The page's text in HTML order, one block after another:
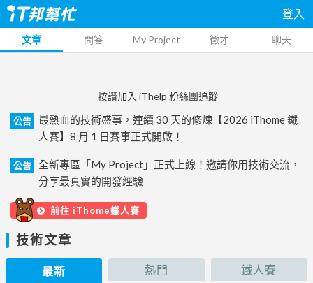
登入
文章 問答 My Project 徵才 聊天
按讚加入 iThelp 粉絲團追蹤
公告
最熱血的技術盛事，連續 30 天的修煉【2026 iThome 鐵
人賽】8 月 1 日賽事正式開啟！
公告
全新專區「My Project」正式上線！邀請你用技術交流，
分享最真實的開發經驗
前往 iThome鐵人賽
技術文章
最新 熱門 鐵人賽